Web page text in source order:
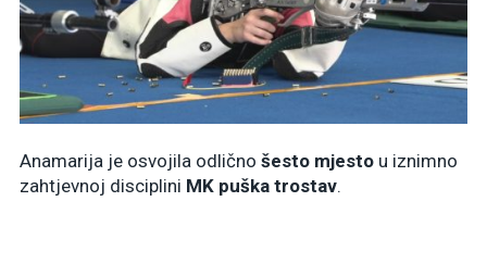
Anamarija je osvojila odlično šesto mjesto u iznimno
zahtjevnoj disciplini MK puška trostav.